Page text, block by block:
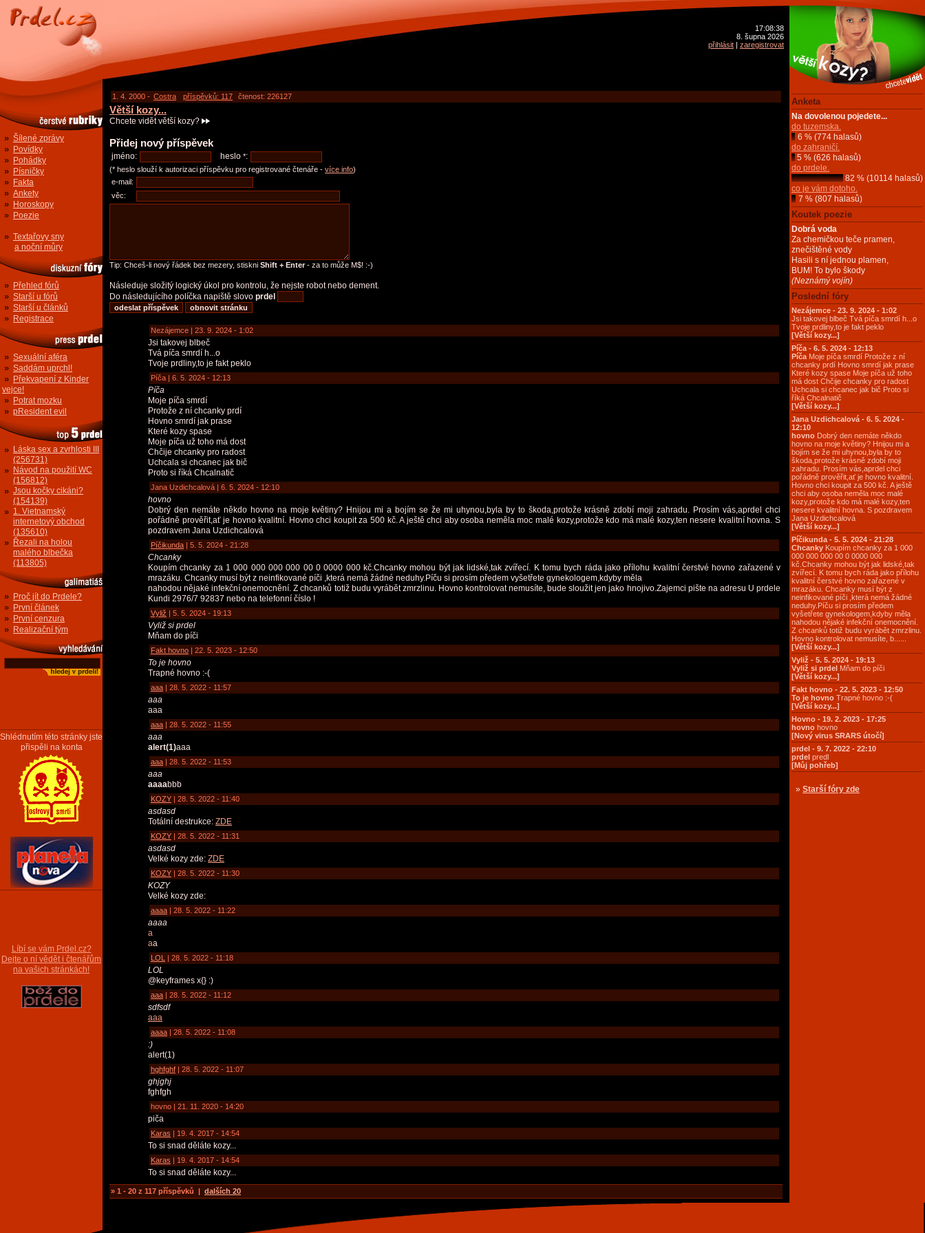
17:08:38
8. šupna 2026
přihlásit | zaregistrovat
» Šílené zprávy
» Povídky
» Pohádky
» Písničky
» Fakta
» Ankety
» Horoskopy
» Poezie
» Textařovy sny
a noční můry
» Přehled fórů
» Starší u fórů
» Starší u článků
» Registrace
» Sexuální aféra
» Saddám uprchl!
» Překvapení z Kinder
vejce!
» Potrat mozku
» pResident evil
» Láska sex a zvrhlosti III
(256731)
» Návod na použití WC
(156812)
» Jsou kočky cikáni?
(154139)
» 1. Vietnamský
internetový obchod
(135610)
» Řezali na holou
malého blbečka
(113805)
» Proč jít do Prdele?
» První článek
» První cenzura
» Realizační tým
Shlédnutím této stránky jste
přispěli na konta
Líbí se vám Prdel.cz?
Dejte o ní vědět i čtenářům
na vašich stránkách!
1. 4. 2000 - Costra příspěvků: 117 čtenost: 226127
Větší kozy...
Chcete vidět větší kozy?
Přidej nový příspěvek
jméno: heslo *:
(* heslo slouží k autorizaci příspěvku pro registrované čtenáře - více info)
e-mail:
věc:
Tip: Chceš-li nový řádek bez mezery, stiskni Shift + Enter- za to může M$! :-)
Následuje složitý logický úkol pro kontrolu, že nejste robot nebo dement.
Do následujícího políčka napiště slovo prdel
Nezájemce | 23. 9. 2024 - 1:02
Jsi takovej blbeč
Tvá píča smrdí h...o
Tvoje prdliny,to je fakt peklo
Píča | 6. 5. 2024 - 12:13
Píča
Moje píča smrdí
Protože z ní chcanky prdí
Hovno smrdí jak prase
Které kozy spase
Moje píča už toho má dost
Chčije chcanky pro radost
Uchcala si chcanec jak bič
Proto si říká Chcalnatič
Jana Uzdichcalová | 6. 5. 2024 - 12:10
hovno
Dobrý den nemáte někdo hovno na moje květiny? Hnijou mi a bojím se že mi uhynou,byla by to škoda,protože krásně zdobí moji zahradu. Prosím vás,aprdel chci
pořádně prověřit,ať je hovno kvalitní. Hovno chci koupit za 500 kč. A ještě chci aby osoba neměla moc malé kozy,protože kdo má malé kozy,ten nesere kvalitní hovna. S
pozdravem Jana Uzdichcalová
Píčikunda | 5. 5. 2024 - 21:28
Chcanky
Koupím chcanky za 1 000 000 000 000 00 0 0000 000 kč.Chcanky mohou být jak lidské,tak zvířecí. K tomu bych ráda jako přílohu kvalitní čerstvé hovno zařazené v
mrazáku. Chcanky musí být z neinfikované píči ,která nemá žádné neduhy.Píču si prosím předem vyšetřete gynekologem,kdyby měla
nahodou nějaké infekční onemocnění. Z chcanků totiž budu vyrábět zmrzlinu. Hovno kontrolovat nemusíte, bude sloužit jen jako hnojivo.Zajemci pište na adresu U prdele
Kundi 2976/7 92837 nebo na telefonní číslo !
Vyliž | 5. 5. 2024 - 19:13
Vyliž si prdel
Mňam do píči
Fakt hovno | 22. 5. 2023 - 12:50
To je hovno
Trapné hovno :-(
aaa | 28. 5. 2022 - 11:57
aaa
aaa
aaa | 28. 5. 2022 - 11:55
aaa
alert(1)aaa
aaa | 28. 5. 2022 - 11:53
aaa
aaaabbb
KOZY | 28. 5. 2022 - 11:40
asdasd
Totální destrukce: ZDE
KOZY | 28. 5. 2022 - 11:31
asdasd
Velké kozy zde: ZDE
KOZY | 28. 5. 2022 - 11:30
KOZY
Velké kozy zde:
aaaa | 28. 5. 2022 - 11:22
aaaa
a
aa
LOL | 28. 5. 2022 - 11:18
LOL
@keyframes x{} :)
aaa | 28. 5. 2022 - 11:12
sdfsdf
aaa
aaaa | 28. 5. 2022 - 11:08
:)
alert(1)
hghfghf | 28. 5. 2022 - 11:07
ghjghj
fghfgh
hovno | 21. 11. 2020 - 14:20
piča
Karas | 19. 4. 2017 - 14:54
To si snad děláte kozy...
Karas | 19. 4. 2017 - 14:54
To si snad děláte kozy...
» 1 - 20 z 117 příspěvků | dalších 20
Anketa
Na dovolenou pojedete...
do tuzemska.
6 % (774 halasů)
do zahraničí.
5 % (626 halasů)
do prdele.
82 % (10114 halasů)
co je vám dotoho.
7 % (807 halasů)
Koutek poezie
Dobrá voda
Za chemičkou teče pramen,
znečištěné vody
Hasili s ní jednou plamen,
BUM! To bylo škody
(Neznámý vojín)
Poslední fóry
Nezájemce - 23. 9. 2024 - 1:02
Jsi takovej blbeč Tvá píča smrdí h...o
Tvoje prdliny,to je fakt peklo
[Větší kozy...]
Píča - 6. 5. 2024 - 12:13
Píča Moje píča smrdí Protože z ní
chcanky prdí Hovno smrdí jak prase
Které kozy spase Moje píča už toho
má dost Chčije chcanky pro radost
Uchcala si chcanec jak bič Proto si
říká Chcalnatič
[Větší kozy...]
Jana Uzdichcalová - 6. 5. 2024 -
12:10
hovno Dobrý den nemáte někdo
hovno na moje květiny? Hnijou mi a
bojím se že mi uhynou,byla by to
škoda,protože krásně zdobí moji
zahradu. Prosím vás,aprdel chci
pořádně prověřit,ať je hovno kvalitní.
Hovno chci koupit za 500 kč. A ještě
chci aby osoba neměla moc malé
kozy,protože kdo má malé kozy,ten
nesere kvalitní hovna. S pozdravem
Jana Uzdichcalová
[Větší kozy...]
Píčikunda - 5. 5. 2024 - 21:28
Chcanky Koupím chcanky za 1 000
000 000 000 00 0 0000 000
kč.Chcanky mohou být jak lidské,tak
zvířecí. K tomu bych ráda jako přílohu
kvalitní čerstvé hovno zařazené v
mrazáku. Chcanky musí být z
neinfikované píči ,která nemá žádné
neduhy.Píču si prosím předem
vyšetřete gynekologem,kdyby měla
nahodou nějaké infekční onemocnění.
Z chcanků totiž budu vyrábět zmrzlinu.
Hovno kontrolovat nemusíte, b......
[Větší kozy...]
Vyliž - 5. 5. 2024 - 19:13
Vyliž si prdel Mňam do píči
[Větší kozy...]
Fakt hovno - 22. 5. 2023 - 12:50
To je hovno Trapné hovno :-(
[Větší kozy...]
Hovno - 19. 2. 2023 - 17:25
hovno hovno
[Nový virus SRARS útočí]
prdel - 9. 7. 2022 - 22:10
prdel predl
[Můj pohřeb]
» Starší fóry zde